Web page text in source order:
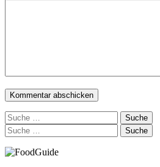
Suche
nach:
Suche
nach: